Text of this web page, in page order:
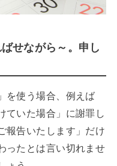
せながら～。申し
を使う場合、例えば
ていた場合」に謝罪し
報告いたします」だけ
ったとは言い切れませ